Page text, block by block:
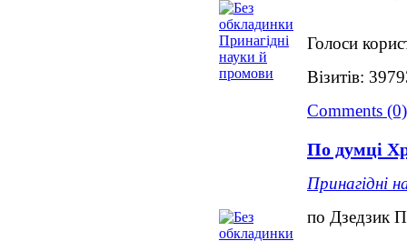
Голоси
Візитів:
Comments (0)
По думці
Принагідні
по Дзедзик